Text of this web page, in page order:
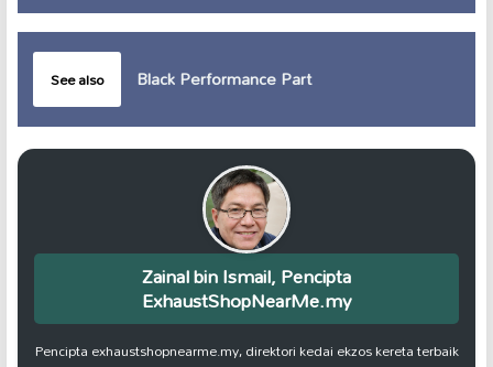
See also Black Performance Part
Zainal bin Ismail, Pencipta
ExhaustShopNearMe.my
Pencipta exhaustshopnearme.my, direktori kedai ekzos kereta terbaik